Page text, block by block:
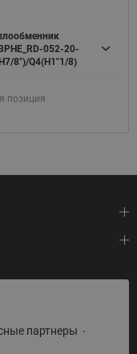
052-20-
8")/Q4(H1"1/8)
позиция
партнеры